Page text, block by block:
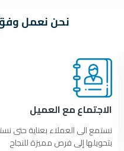
نحن نعمل
الاجتماع مع العميل
نستمع الى العملاء بعناية حتى
بتحويلها إلى فرص مميزة للنجاح